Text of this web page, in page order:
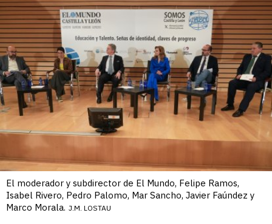
El moderador y subdirector de El Mundo, Felipe Ramos,
Isabel Rivero, Pedro Palomo, Mar Sancho, Javier Faúndez y
Marco Morala. J.M. LOSTAU